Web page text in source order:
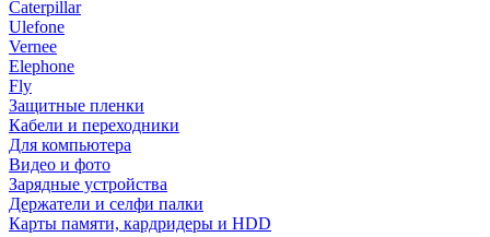
Caterpillar
Ulefone
Vernee
Elephone
Fly
Защитные пленки
Кабели и переходники
Для компьютера
Видео и фото
Зарядные устройства
Держатели и селфи палки
Карты памяти, кардридеры и HDD